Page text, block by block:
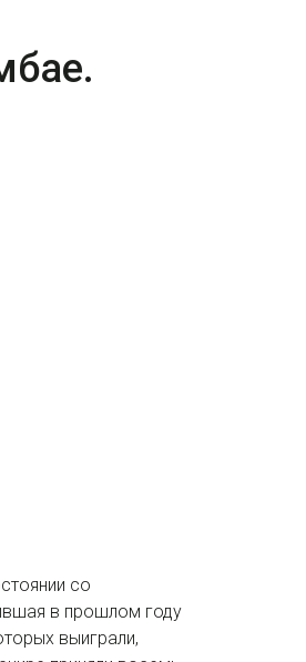
со
в прошлом году
выиграли,